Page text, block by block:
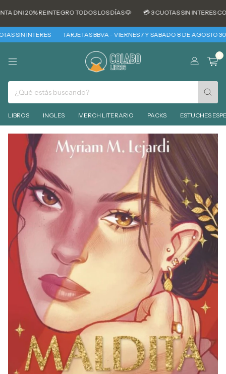
20% REINTEGRO TODOS LOS DÍAS 🐶 💳 3 CUOTAS SIN INTERES
SIN INTERES TARJETAS BBVA - VIERNES 7 Y SABADO 8 DE AGOSTO
LIBROS INGLES MERCH LITERARIO PACKS ESTUCHES